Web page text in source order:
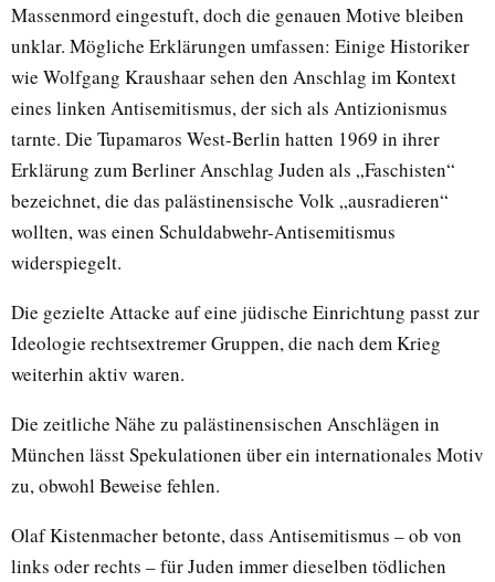
Massenmord eingestuft, doch die genauen Motive bleiben
unklar. Mögliche Erklärungen umfassen: Einige Historiker
wie Wolfgang Kraushaar sehen den Anschlag im Kontext
eines linken Antisemitismus, der sich als Antizionismus
tarnte. Die Tupamaros West-Berlin hatten 1969 in ihrer
Erklärung zum Berliner Anschlag Juden als „Faschisten“
bezeichnet, die das palästinensische Volk „ausradieren“
wollten, was einen Schuldabwehr-Antisemitismus
widerspiegelt.
Die gezielte Attacke auf eine jüdische Einrichtung passt zur
Ideologie rechtsextremer Gruppen, die nach dem Krieg
weiterhin aktiv waren.
Die zeitliche Nähe zu palästinensischen Anschlägen in
München lässt Spekulationen über ein internationales Motiv
zu, obwohl Beweise fehlen.
Olaf Kistenmacher betonte, dass Antisemitismus – ob von
links oder rechts – für Juden immer dieselben tödlichen